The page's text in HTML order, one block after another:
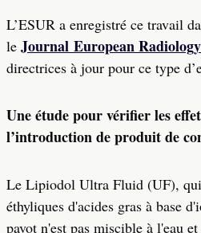
L’ESUR a enregistré ce travail
le Journal European Radiology
directrices à jour pour ce type
Une étude pour vérifier les
l’introduction de produit de
Le Lipiodol Ultra Fluid (UF), qui
éthyliques d'acides gras à base
pavot n'est pas miscible à l'eau